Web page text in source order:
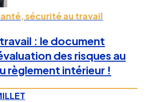
sécurité au travail
: le document
des risques au
règlement intérieur !